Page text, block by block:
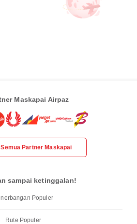
Maskapai Airpaz
Partner Maskapai
sampai ketinggalan!
Populer
Rute Populer